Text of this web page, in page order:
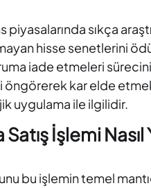
sıkça
hisse senetlerini
iade etmeleri
kar elde
uygulama ile ilgilidir.
İşlemi Nasıl
bu işlemin temel